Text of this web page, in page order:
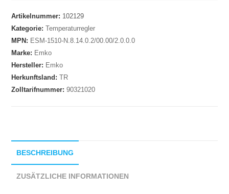
Artikelnummer: 102129
Kategorie:Temperaturregler
MPN: ESM-1510-N.8.14.0.2/00.00/2.0.0.0
Marke: Emko
Hersteller: Emko
Herkunftsland:TR
Zolltarifnummer:90321020
BESCHREIBUNG
ZUSÄTZLICHE INFORMATIONEN